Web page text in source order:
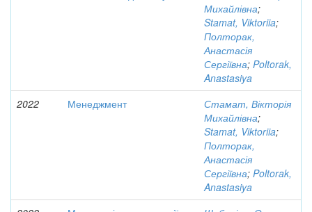
Михайлівна;
Stamat, Viktoriia;
Полторак,
Анастасія
Сергіївна; Poltorak,
Anastasiya
2022
Менеджмент
Стамат, Вікторія
Михайлівна;
Stamat, Viktoriia;
Полторак,
Анастасія
Сергіївна; Poltorak,
Anastasiya